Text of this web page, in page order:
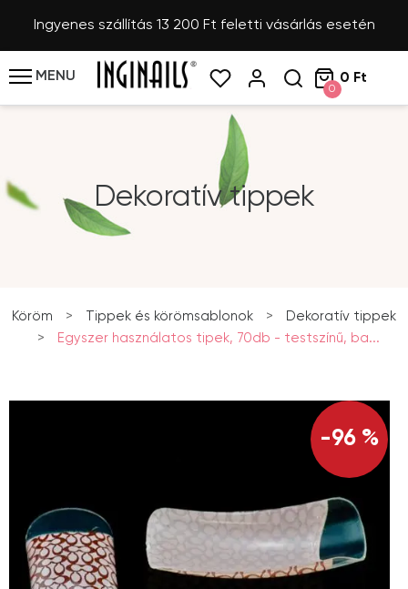
Ingyenes szállítás 13 200 Ft feletti vásárlás esetén
MENU
0
0 Ft
Dekoratív tippek
Köröm > Tippek és körömsablonok >
Dekoratív tippek
>
Egyszer használatos tipek, 70db - testszínű, ba...
-96 %